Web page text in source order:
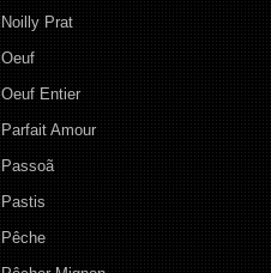
Noilly Prat
Oeuf
Oeuf Entier
Parfait Amour
Passoã
Pastis
Pêche